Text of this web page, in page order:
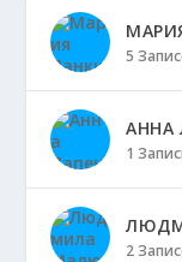
5
АННА
1
2